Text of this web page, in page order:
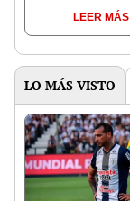
de LaLiga o
faltaría para
LEER MÁS
LO MÁS VISTO